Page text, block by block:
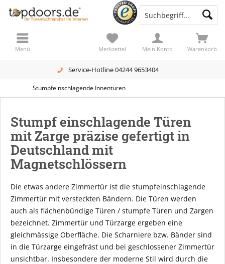
Service-Hotline 04244 9653404
Warenkorb
Merkzettel Mein Konto
Menü
Stumpfeinschlagende Innentüren
Stumpf einschlagende Türen
mit Zarge präzise gefertigt in
Deutschland mit
Magnetschlössern
Die etwas andere Zimmertür ist die stumpfeinschlagende
Zimmertür mit versteckten Bändern. Die Türen werden
auch als flächenbündige Türen / stumpfe Türen und Zargen
bezeichnet. Zimmertür und Türzarge ergeben eine
gleichmässige Oberfläche. Die Scharniere bzw. Bänder sind
in die Türzarge eingefräst und bei geschlossener Zimmertür
unsichtbar. Insbesondere der moderne Stil wird durch die